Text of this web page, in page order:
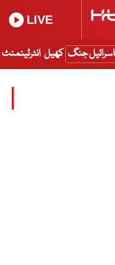
LIVE
اسرائیل جنگ کھیل انٹرٹینمنٹ